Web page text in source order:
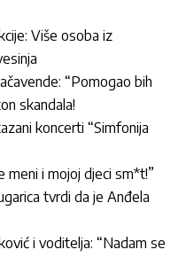
Više osoba iz
“Pomogao bih
skandala!
koncerti “Simfonija
meni i mojoj djeci sm*t!”
tvrdi da je Anđela
i voditelja: “Nadam se